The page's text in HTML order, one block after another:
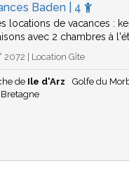
Baden | 4
locations de vacances :
avec 2 chambres à
2072 | Location Gîte
de Ile d'Arz
Golfe du
Bretagne